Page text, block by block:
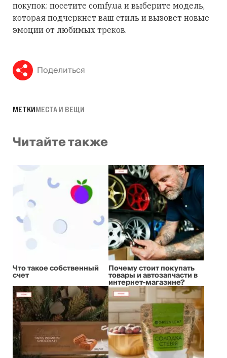
покупок: посетите comfy.ua и выберите модель,
которая подчеркнет ваш стиль и вызовет новые
эмоции от любимых треков.
Поделиться
МЕТКИМЕСТА И ВЕЩИ
Читайте также
Что такое собственный
счет
Почему стоит покупать
товары и автозапчасти в
интернет-магазине?